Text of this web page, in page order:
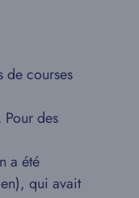
de courses
des
a été
qui avait